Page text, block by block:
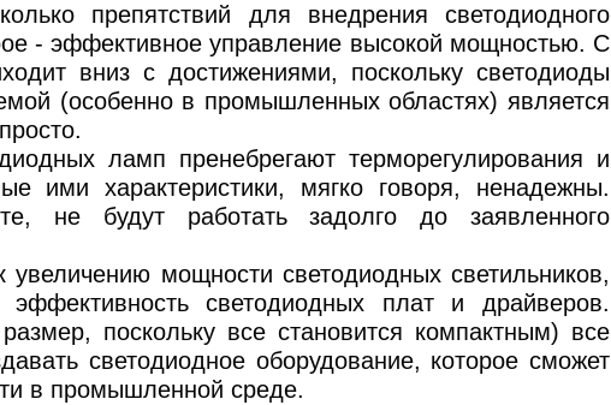
препятствий для внедрения светодиодного
- эффективное управление высокой мощностью. С
вниз с достижениями, поскольку светодиоды
(особенно в промышленных областях) является
ламп пренебрегают терморегулирования и
ими характеристики, мягко говоря, ненадежны.
не будут работать задолго до заявленного
мощности светодиодных светильников,
светодиодных плат и драйверов.
поскольку все становится компактным) все
светодиодное оборудование, которое сможет
в промышленной среде.